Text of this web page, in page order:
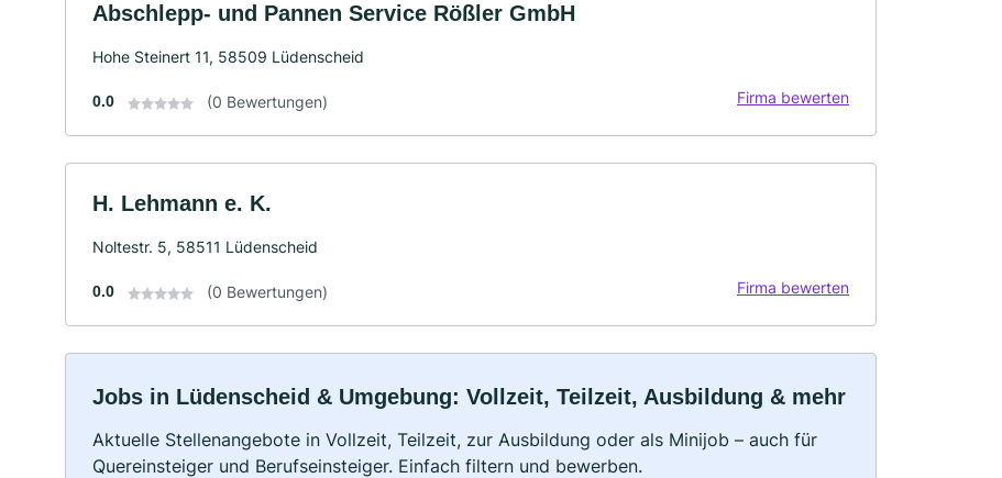
Abschlepp- und Pannen Service Rößler GmbH
Hohe Steinert 11, 58509 Lüdenscheid
0.0 (0 Bewertungen) Firma bewerten
H. Lehmann e. K.
Noltestr. 5, 58511 Lüdenscheid
0.0 (0 Bewertungen) Firma bewerten
Jobs in Lüdenscheid & Umgebung: Vollzeit, Teilzeit, Ausbildung & mehr
Aktuelle Stellenangebote in Vollzeit, Teilzeit, zur Ausbildung oder als Minijob – auch für
Quereinsteiger und Berufseinsteiger. Einfach filtern und bewerben.